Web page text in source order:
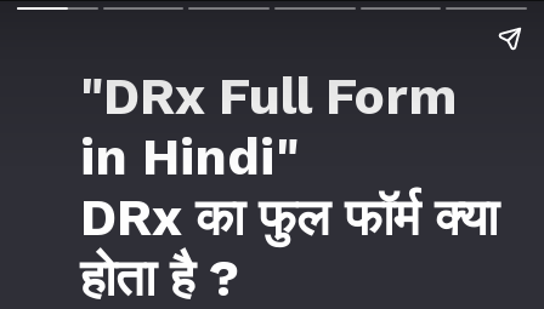
"DRx Full Form
in Hindi"
DRx का फुल फॉर्म क्या
होता है ?